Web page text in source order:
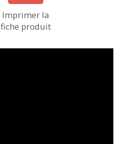
Imprimer la
fiche produit